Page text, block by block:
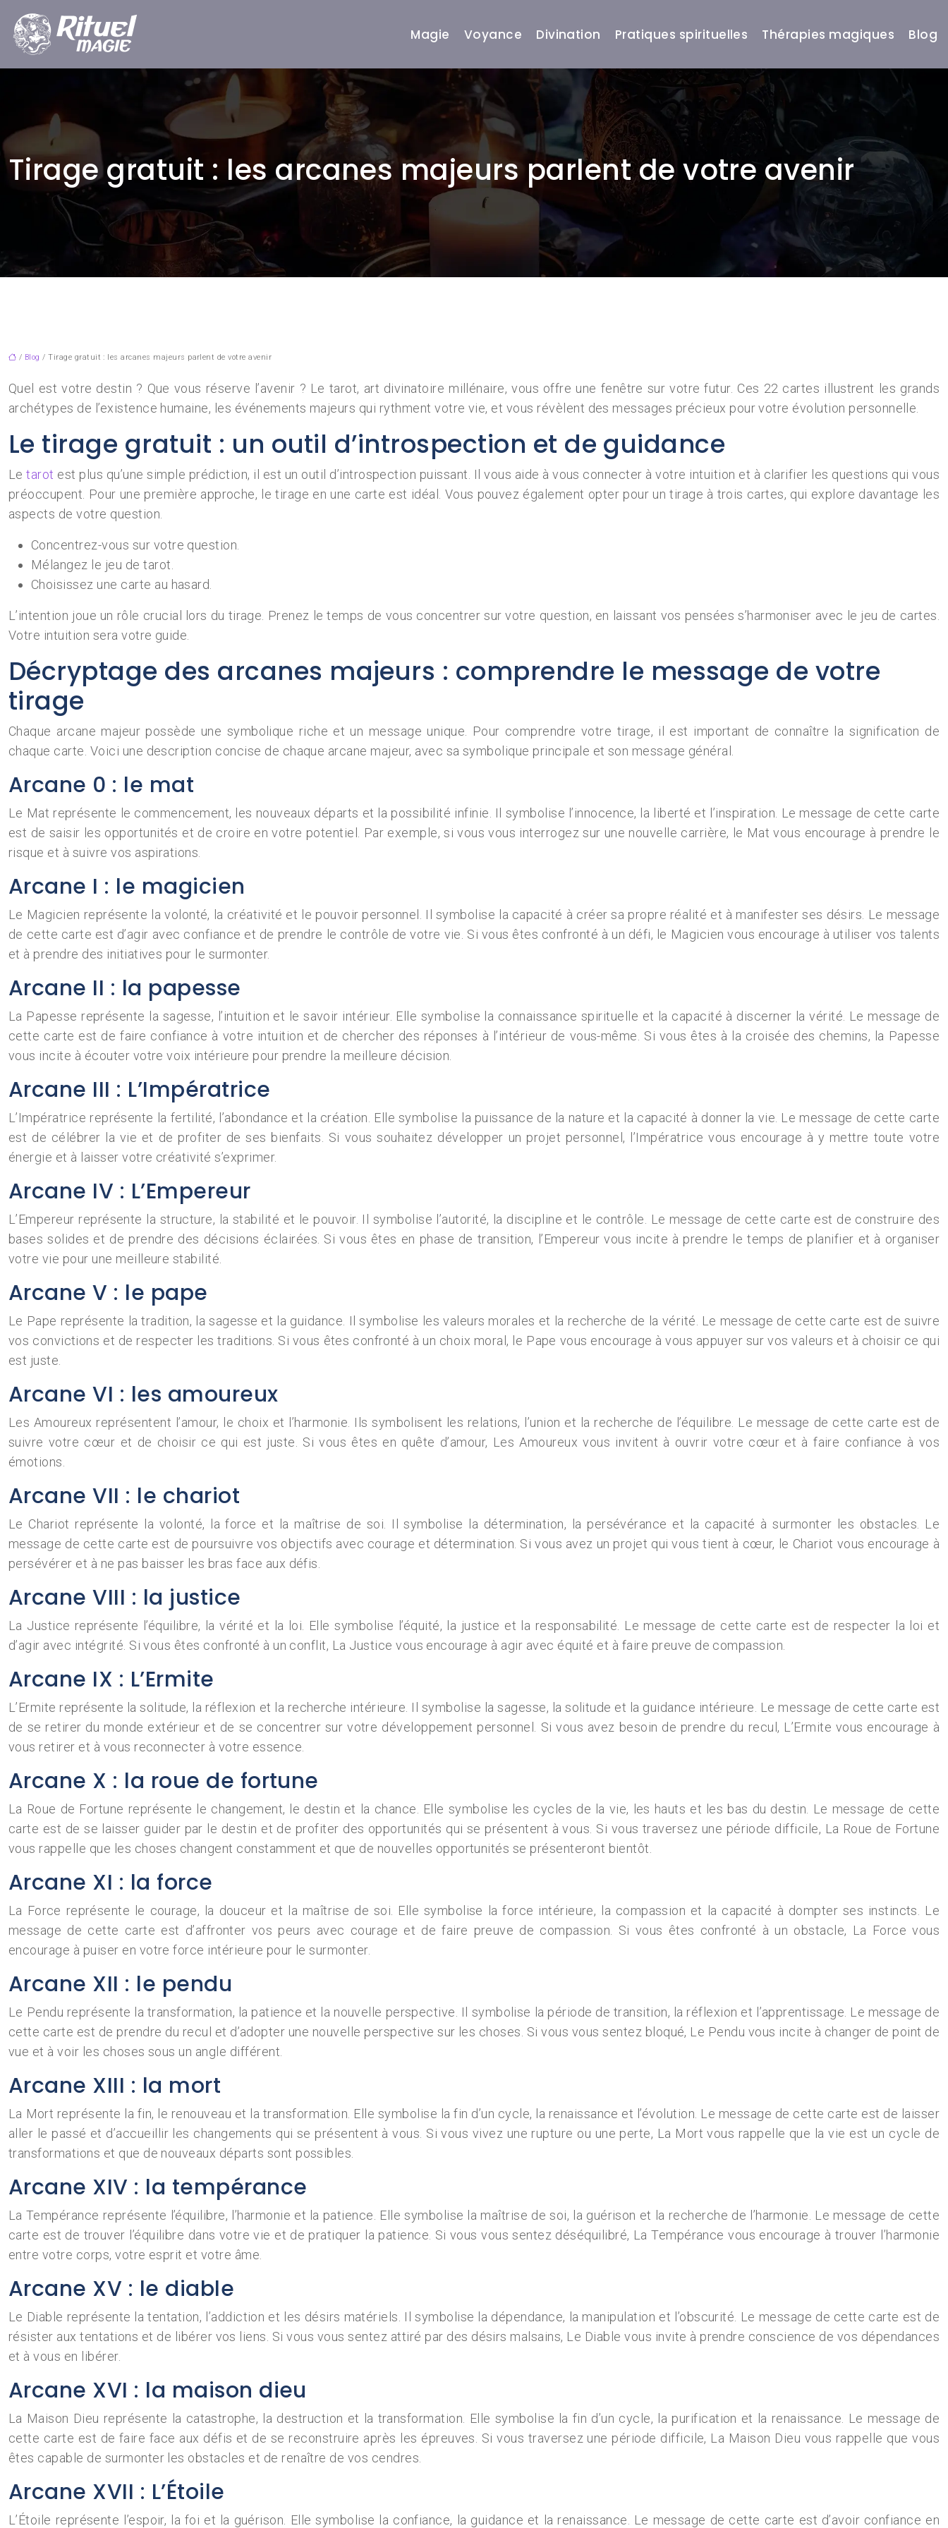
Magie Voyance Divination Pratiques spirituelles Thérapies magiques Blog
Tirage gratuit : les arcanes majeurs parlent de votre avenir
/ Blog / Tirage gratuit : les arcanes majeurs parlent de votre avenir
Quel est votre destin ? Que vous réserve l’avenir ? Le tarot, art divinatoire millénaire, vous offre une fenêtre sur votre futur. Ces 22 cartes illustrent les grands
archétypes de l’existence humaine, les événements majeurs qui rythment votre vie, et vous révèlent des messages précieux pour votre évolution personnelle.
Le tirage gratuit : un outil d’introspection et de guidance
Letarot est plus qu’une simple prédiction, il est un outil d’introspection puissant. Il vous aide à vous connecter à votre intuition et à clarifier les questions qui vous
préoccupent. Pour une première approche, le tirage en une carte est idéal. Vous pouvez également opter pour un tirage à trois cartes, qui explore davantage les
aspects de votre question.
Concentrez-vous sur votre question.
Mélangez le jeu de tarot.
Choisissez une carte au hasard.
L’intention joue un rôle crucial lors du tirage. Prenez le temps de vous concentrer sur votre question, en laissant vos pensées s’harmoniser avec le jeu de cartes.
Votre intuition sera votre guide.
Décryptage des arcanes majeurs : comprendre le message de votre
tirage
Chaque arcane majeur possède une symbolique riche et un message unique. Pour comprendre votre tirage, il est important de connaître la signification de
chaque carte. Voici une description concise de chaque arcane majeur, avec sa symbolique principale et son message général.
Arcane 0 : le mat
Le Mat représente le commencement, les nouveaux départs et la possibilité infinie. Il symbolise l’innocence, la liberté et l’inspiration. Le message de cette carte
est de saisir les opportunités et de croire en votre potentiel. Par exemple, si vous vous interrogez sur une nouvelle carrière, le Mat vous encourage à prendre le
risque et à suivre vos aspirations.
Arcane I : le magicien
Le Magicien représente la volonté, la créativité et le pouvoir personnel. Il symbolise la capacité à créer sa propre réalité et à manifester ses désirs. Le message
de cette carte est d’agir avec confiance et de prendre le contrôle de votre vie. Si vous êtes confronté à un défi, le Magicien vous encourage à utiliser vos talents
et à prendre des initiatives pour le surmonter.
Arcane II : la papesse
La Papesse représente la sagesse, l’intuition et le savoir intérieur. Elle symbolise la connaissance spirituelle et la capacité à discerner la vérité. Le message de
cette carte est de faire confiance à votre intuition et de chercher des réponses à l’intérieur de vous-même. Si vous êtes à la croisée des chemins, la Papesse
vous incite à écouter votre voix intérieure pour prendre la meilleure décision.
Arcane III : L’Impératrice
L’Impératrice représente la fertilité, l’abondance et la création. Elle symbolise la puissance de la nature et la capacité à donner la vie. Le message de cette carte
est de célébrer la vie et de profiter de ses bienfaits. Si vous souhaitez développer un projet personnel, l’Impératrice vous encourage à y mettre toute votre
énergie et à laisser votre créativité s’exprimer.
Arcane IV : L’Empereur
L’Empereur représente la structure, la stabilité et le pouvoir. Il symbolise l’autorité, la discipline et le contrôle. Le message de cette carte est de construire des
bases solides et de prendre des décisions éclairées. Si vous êtes en phase de transition, l’Empereur vous incite à prendre le temps de planifier et à organiser
votre vie pour une meilleure stabilité.
Arcane V : le pape
Le Pape représente la tradition, la sagesse et la guidance. Il symbolise les valeurs morales et la recherche de la vérité. Le message de cette carte est de suivre
vos convictions et de respecter les traditions. Si vous êtes confronté à un choix moral, le Pape vous encourage à vous appuyer sur vos valeurs et à choisir ce qui
est juste.
Arcane VI : les amoureux
Les Amoureux représentent l’amour, le choix et l’harmonie. Ils symbolisent les relations, l’union et la recherche de l’équilibre. Le message de cette carte est de
suivre votre cœur et de choisir ce qui est juste. Si vous êtes en quête d’amour, Les Amoureux vous invitent à ouvrir votre cœur et à faire confiance à vos
émotions.
Arcane VII : le chariot
Le Chariot représente la volonté, la force et la maîtrise de soi. Il symbolise la détermination, la persévérance et la capacité à surmonter les obstacles. Le
message de cette carte est de poursuivre vos objectifs avec courage et détermination. Si vous avez un projet qui vous tient à cœur, le Chariot vous encourage à
persévérer et à ne pas baisser les bras face aux défis.
Arcane VIII : la justice
La Justice représente l’équilibre, la vérité et la loi. Elle symbolise l’équité, la justice et la responsabilité. Le message de cette carte est de respecter la loi et
d’agir avec intégrité. Si vous êtes confronté à un conflit, La Justice vous encourage à agir avec équité et à faire preuve de compassion.
Arcane IX : L’Ermite
L’Ermite représente la solitude, la réflexion et la recherche intérieure. Il symbolise la sagesse, la solitude et la guidance intérieure. Le message de cette carte est
de se retirer du monde extérieur et de se concentrer sur votre développement personnel. Si vous avez besoin de prendre du recul, L’Ermite vous encourage à
vous retirer et à vous reconnecter à votre essence.
Arcane X : la roue de fortune
La Roue de Fortune représente le changement, le destin et la chance. Elle symbolise les cycles de la vie, les hauts et les bas du destin. Le message de cette
carte est de se laisser guider par le destin et de profiter des opportunités qui se présentent à vous. Si vous traversez une période difficile, La Roue de Fortune
vous rappelle que les choses changent constamment et que de nouvelles opportunités se présenteront bientôt.
Arcane XI : la force
La Force représente le courage, la douceur et la maîtrise de soi. Elle symbolise la force intérieure, la compassion et la capacité à dompter ses instincts. Le
message de cette carte est d’affronter vos peurs avec courage et de faire preuve de compassion. Si vous êtes confronté à un obstacle, La Force vous
encourage à puiser en votre force intérieure pour le surmonter.
Arcane XII : le pendu
Le Pendu représente la transformation, la patience et la nouvelle perspective. Il symbolise la période de transition, la réflexion et l’apprentissage. Le message de
cette carte est de prendre du recul et d’adopter une nouvelle perspective sur les choses. Si vous vous sentez bloqué, Le Pendu vous incite à changer de point de
vue et à voir les choses sous un angle différent.
Arcane XIII : la mort
La Mort représente la fin, le renouveau et la transformation. Elle symbolise la fin d’un cycle, la renaissance et l’évolution. Le message de cette carte est de laisser
aller le passé et d’accueillir les changements qui se présentent à vous. Si vous vivez une rupture ou une perte, La Mort vous rappelle que la vie est un cycle de
transformations et que de nouveaux départs sont possibles.
Arcane XIV : la tempérance
La Tempérance représente l’équilibre, l’harmonie et la patience. Elle symbolise la maîtrise de soi, la guérison et la recherche de l’harmonie. Le message de cette
carte est de trouver l’équilibre dans votre vie et de pratiquer la patience. Si vous vous sentez déséquilibré, La Tempérance vous encourage à trouver l’harmonie
entre votre corps, votre esprit et votre âme.
Arcane XV : le diable
Le Diable représente la tentation, l’addiction et les désirs matériels. Il symbolise la dépendance, la manipulation et l’obscurité. Le message de cette carte est de
résister aux tentations et de libérer vos liens. Si vous vous sentez attiré par des désirs malsains, Le Diable vous invite à prendre conscience de vos dépendances
et à vous en libérer.
Arcane XVI : la maison dieu
La Maison Dieu représente la catastrophe, la destruction et la transformation. Elle symbolise la fin d’un cycle, la purification et la renaissance. Le message de
cette carte est de faire face aux défis et de se reconstruire après les épreuves. Si vous traversez une période difficile, La Maison Dieu vous rappelle que vous
êtes capable de surmonter les obstacles et de renaître de vos cendres.
Arcane XVII : L’Étoile
L’Étoile représente l’espoir, la foi et la guérison. Elle symbolise la confiance, la guidance et la renaissance. Le message de cette carte est d’avoir confiance en